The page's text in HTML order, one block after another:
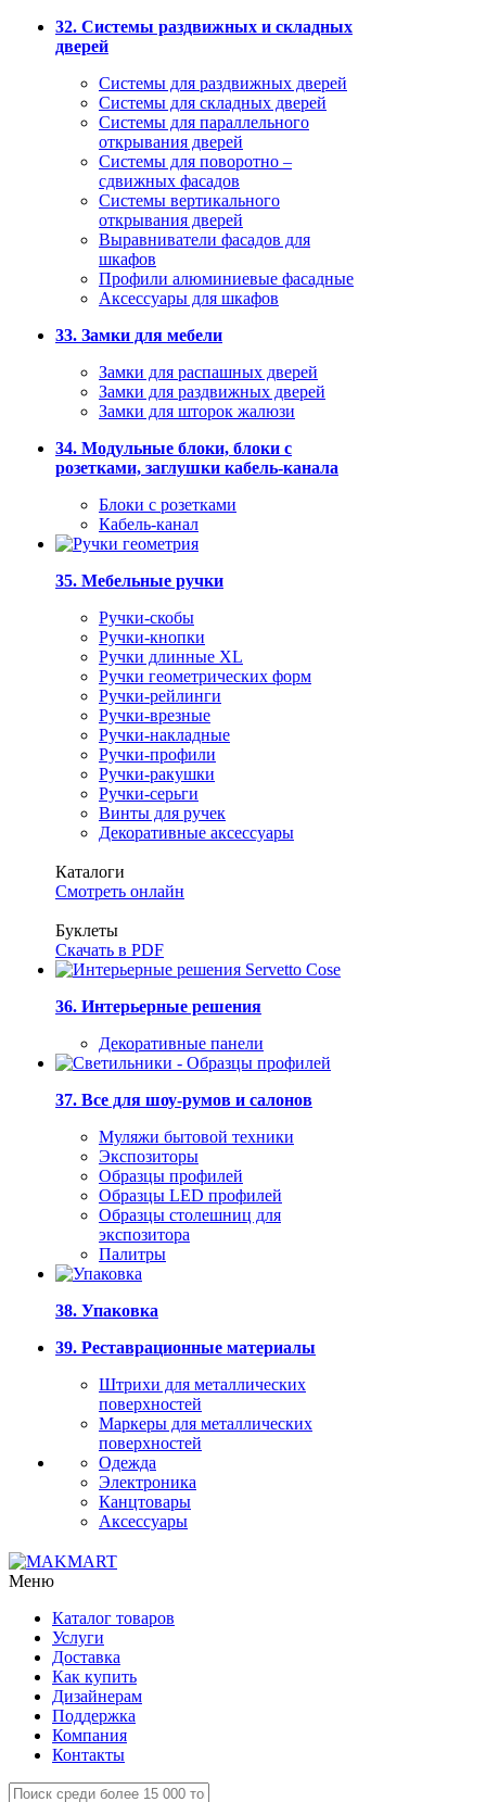
32. Системы раздвижных и складных
дверей
Системы для раздвижных дверей
Системы для складных дверей
Системы для параллельного
открывания дверей
Системы для поворотно –
сдвижных фасадов
Системы вертикального
открывания дверей
Выравниватели фасадов для
шкафов
Профили алюминиевые фасадные
Аксессуары для шкафов
33. Замки для мебели
Замки для распашных дверей
Замки для раздвижных дверей
Замки для шторок жалюзи
34. Модульные блоки, блоки с
розетками, заглушки кабель-канала
Блоки с розетками
Кабель-канал
35. Мебельные ручки
Ручки-скобы
Ручки-кнопки
Ручки длинные XL
Ручки геометрических форм
Ручки-рейлинги
Ручки-врезные
Ручки-накладные
Ручки-профили
Ручки-ракушки
Ручки-серьги
Винты для ручек
Декоративные аксессуары
Каталоги
Смотреть онлайн
Буклеты
Скачать в PDF
36. Интерьерные решения
Декоративные панели
37. Все для шоу-румов и салонов
Муляжи бытовой техники
Экспозиторы
Образцы профилей
Образцы LED профилей
Образцы столешниц для
экспозитора
Палитры
38. Упаковка
39. Реставрационные материалы
Штрихи для металлических
поверхностей
Маркеры для металлических
поверхностей
Одежда
Электроника
Канцтовары
Аксессуары
Меню
Каталог товаров
Услуги
Доставка
Как купить
Дизайнерам
Поддержка
Компания
Контакты